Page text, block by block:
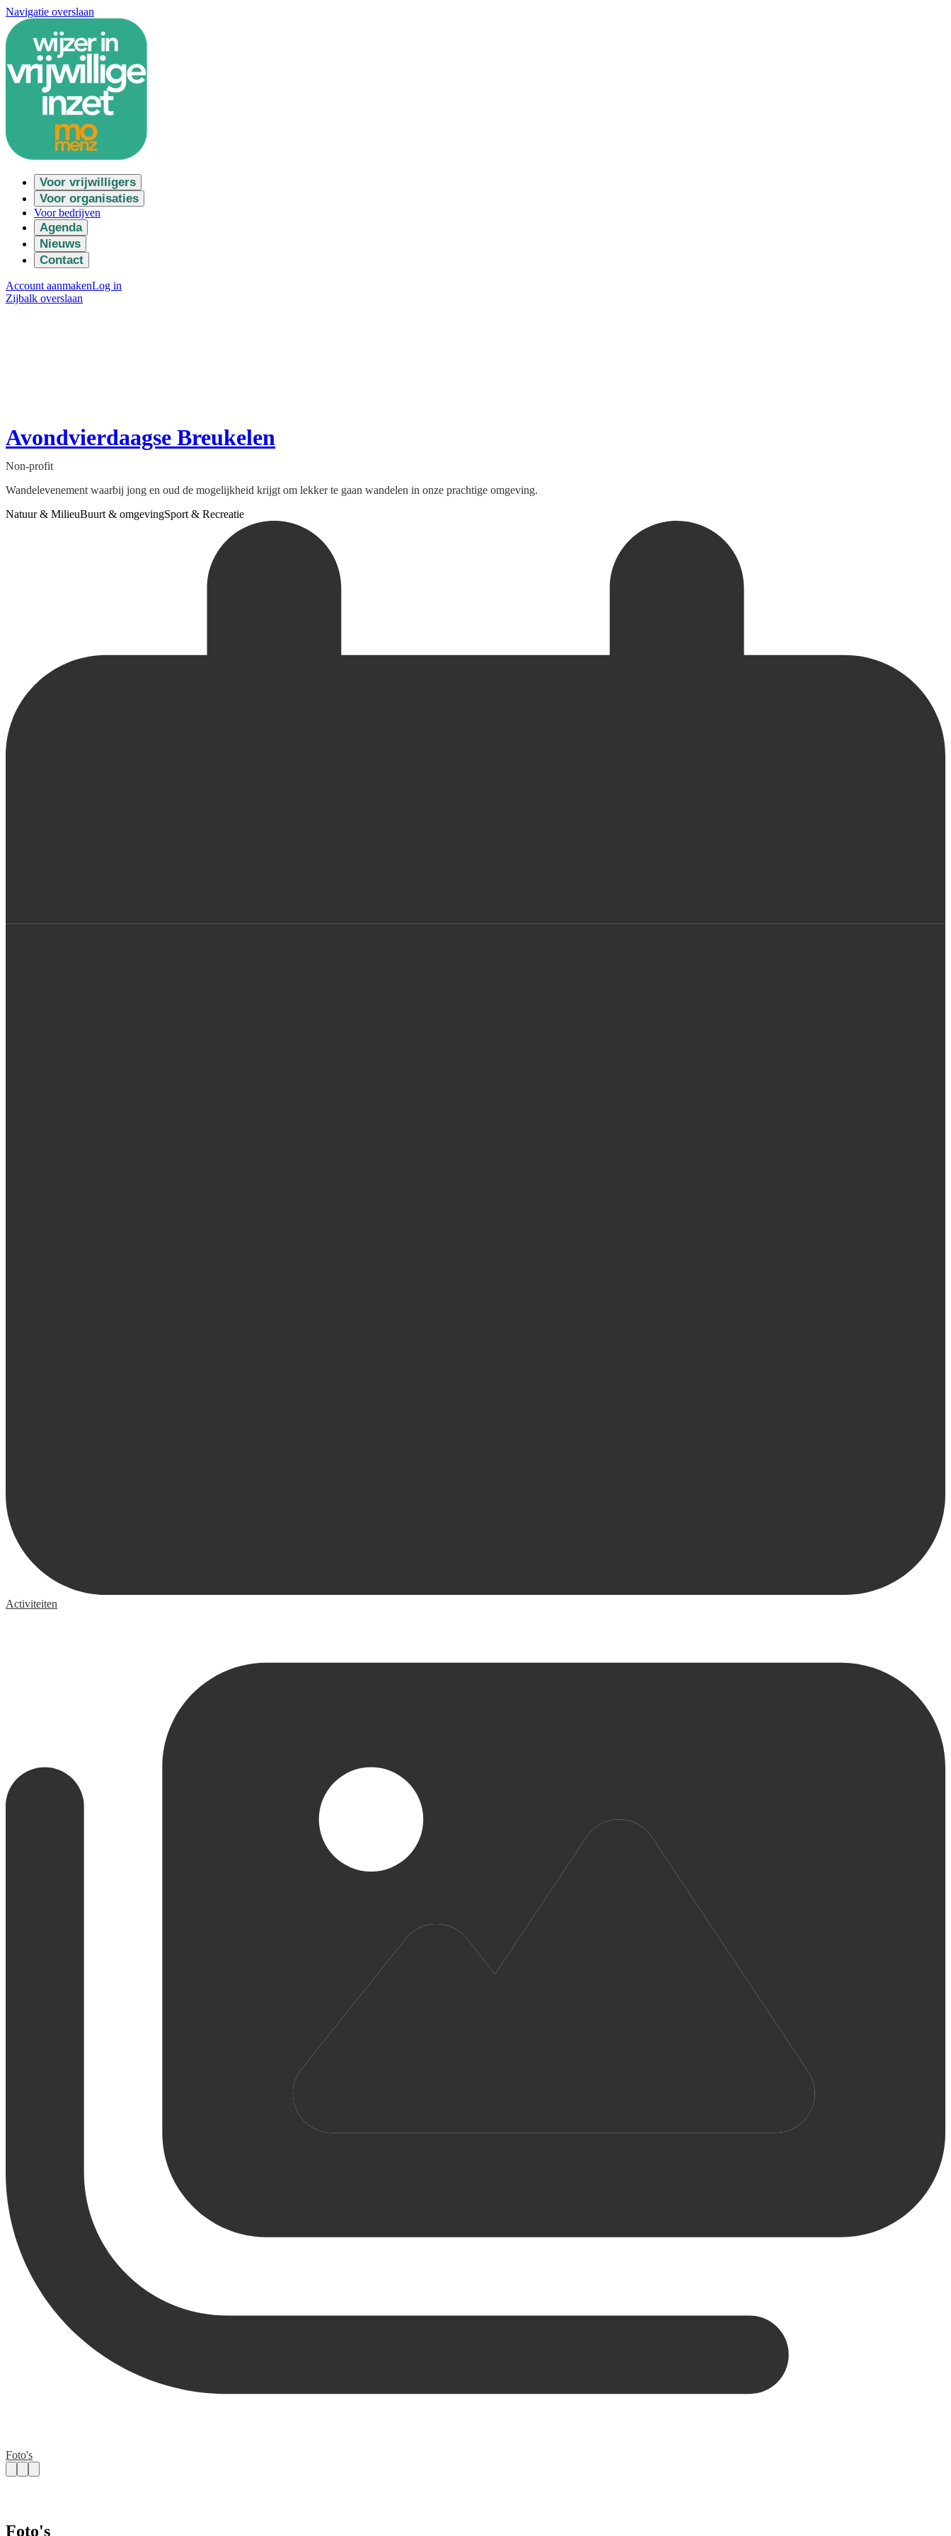
Navigatie overslaan
Voor vrijwilligers
Voor organisaties
Voor bedrijven
Agenda
Nieuws
Contact
Account aanmakenLog in
Zijbalk overslaan
Avondvierdaagse Breukelen
Non-profit
Wandelevenement waarbij jong en oud de mogelijkheid krijgt om lekker te gaan wandelen in onze prachtige omgeving.
Natuur & MilieuBuurt & omgevingSport & Recreatie
Activiteiten
Foto's
Foto's